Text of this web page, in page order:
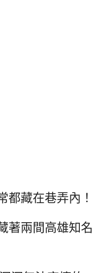
都藏在巷弄內！
著兩間高雄知名